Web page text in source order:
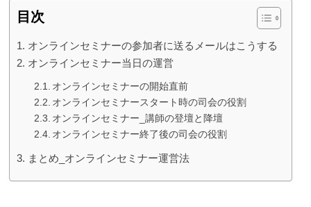
目次
オンラインセミナーの参加者に送るメールはこうする
オンラインセミナー当日の運営
オンラインセミナーの開始直前
オンラインセミナースタート時の司会の役割
オンラインセミナー_講師の登壇と降壇
オンラインセミナー終了後の司会の役割
まとめ_オンラインセミナー運営法